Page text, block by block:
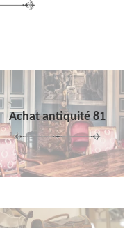
Achat antiquité 81